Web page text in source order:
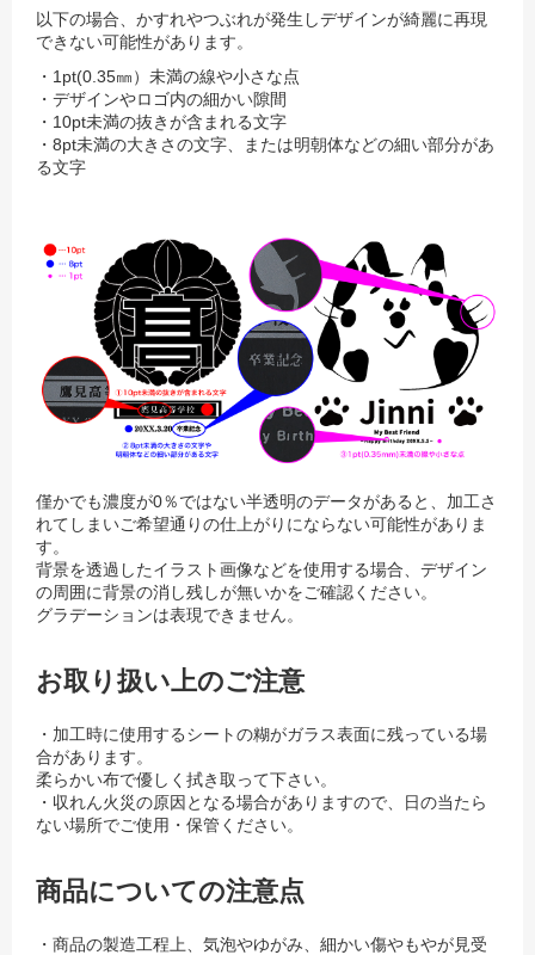
以下の場合、かすれやつぶれが発生しデザインが綺麗に再現
できない可能性があります。
・1pt(0.35㎜）未満の線や小さな点
・デザインやロゴ内の細かい隙間
・10pt未満の抜きが含まれる文字
・8pt未満の大きさの文字、または明朝体などの細い部分があ
る文字
僅かでも濃度が0％ではない半透明のデータがあると、加工さ
れてしまいご希望通りの仕上がりにならない可能性がありま
す。
背景を透過したイラスト画像などを使用する場合、デザイン
の周囲に背景の消し残しが無いかをご確認ください。
グラデーションは表現できません。
お取り扱い上のご注意
・加工時に使用するシートの糊がガラス表面に残っている場
合があります。
柔らかい布で優しく拭き取って下さい。
・収れん火災の原因となる場合がありますので、日の当たら
ない場所でご使用・保管ください。
商品についての注意点
・商品の製造工程上、気泡やゆがみ、細かい傷やもやが見受